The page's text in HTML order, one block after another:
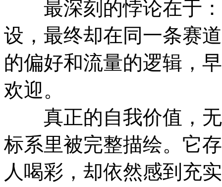
最深刻的悖论在于：
设，最终却在同一条赛
的偏好和流量的逻辑，
欢迎。
真正的自我价值，无
标系里被完整描绘。它
人喝彩，却依然感到充